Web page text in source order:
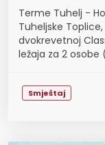
Terme Tuhelj -
Tuheljske
dvokrevetnoj
ležaja za 2 osobe
Smještaj